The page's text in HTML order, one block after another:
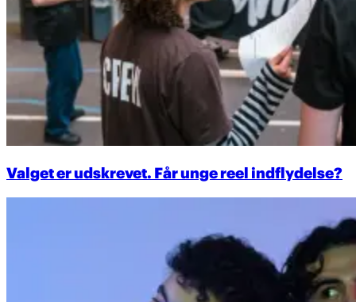
Valget er udskrevet. Får unge reel indflydelse?